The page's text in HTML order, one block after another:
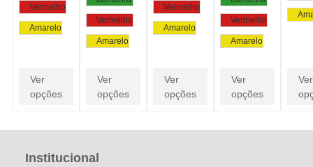
Vermelho
Amarelo
Ver
opções
Vermelho
Amarelo
Ver
opções
Vermelho
Amarelo
Ver
opções
Vermelho
Amarelo
Ver
opções
Ver
Institucional